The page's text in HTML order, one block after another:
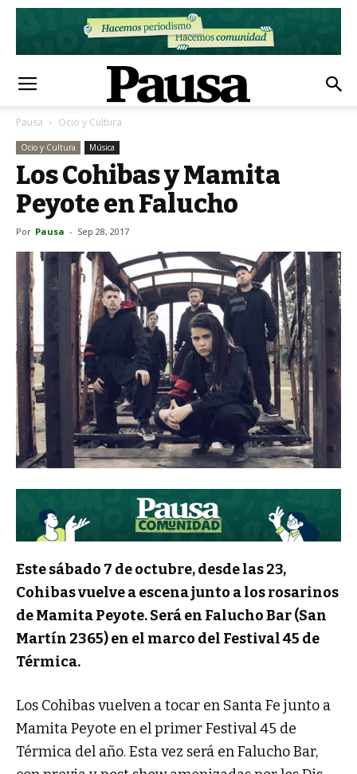
Pausa Ocio y Cultura
Ocio y Cultura Música
Los Cohibas y Mamita
Peyote en Falucho
Por Pausa - Sep 28, 2017
Este sábado 7 de octubre, desde las 23,
Cohibas vuelve a escena junto a los rosarinos
de Mamita Peyote. Será en Falucho Bar (San
Martín 2365) en el marco del Festival 45 de
Térmica.
Los Cohibas vuelven a tocar en Santa Fe junto a
Mamita Peyote en el primer Festival 45 de
Térmica del año. Esta vez será en Falucho Bar,